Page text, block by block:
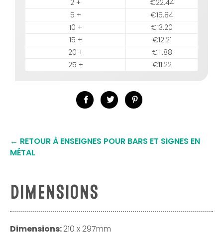
2 +
€22.44
5 +
€15.84
10 +
€13.20
15 +
€12.21
20 +
€11.88
25 +
€11.22
PartagerTweeterÉpingler
← RETOUR À ENSEIGNES POUR BARS ET SIGNES EN
MÉTAL
DIMENSIONS
Dimensions:210 x 297mm